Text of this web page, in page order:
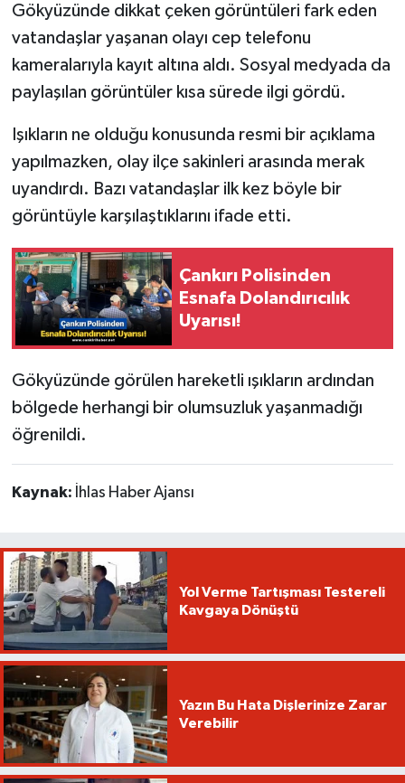
Gökyüzünde dikkat çeken görüntüleri fark eden
vatandaşlar yaşanan olayı cep telefonu
kameralarıyla kayıt altına aldı. Sosyal medyada da
paylaşılan görüntüler kısa sürede ilgi gördü.
Işıkların ne olduğu konusunda resmi bir açıklama
yapılmazken, olay ilçe sakinleri arasında merak
uyandırdı. Bazı vatandaşlar ilk kez böyle bir
görüntüyle karşılaştıklarını ifade etti.
Çankırı Polisinden
Esnafa Dolandırıcılık
Uyarısı!
Gökyüzünde görülen hareketli ışıkların ardından
bölgede herhangi bir olumsuzluk yaşanmadığı
öğrenildi.
Kaynak: İhlas Haber Ajansı
Yol Verme Tartışması Testereli
Kavgaya Dönüştü
Yazın Bu Hata Dişlerinize Zarar
Verebilir